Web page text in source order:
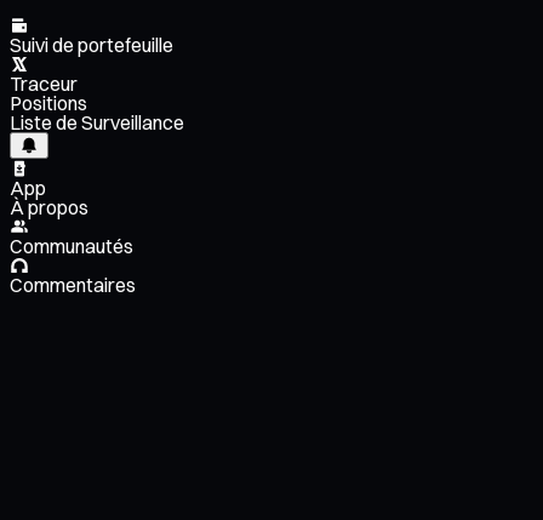
Suivi de portefeuille
Traceur
Positions
Liste de Surveillance
App
À propos
Communautés
Commentaires